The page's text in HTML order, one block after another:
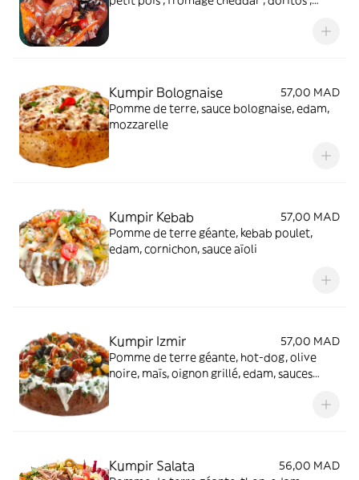
Kumpir Bolognaise
57,00 MAD
Pomme de terre, sauce bolognaise, edam,
mozzarelle
Kumpir Kebab
57,00 MAD
Pomme de terre géante, kebab poulet,
edam, cornichon, sauce aïoli
Kumpir Izmir
57,00 MAD
Pomme de terre géante, hot-dog, olive
noire, maïs, oignon grillé, edam, sauces
Kumpir Salata
56,00 MAD